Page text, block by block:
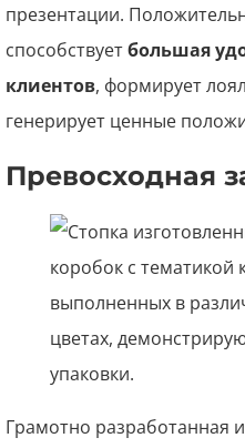
презентации.
способствуетбольшая
клиентов, формирует
генерирует ценные
Превосходная
Грамотно разработанная